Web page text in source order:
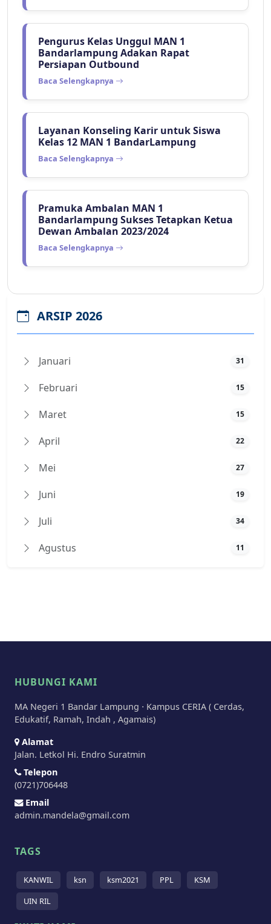
Pengurus Kelas Unggul MAN 1
Bandarlampung Adakan Rapat
Persiapan Outbound
Baca Selengkapnya
Layanan Konseling Karir untuk Siswa
Kelas 12 MAN 1 BandarLampung
Baca Selengkapnya
Pramuka Ambalan MAN 1
Bandarlampung Sukses Tetapkan Ketua
Dewan Ambalan 2023/2024
Baca Selengkapnya
ARSIP 2026
Januari 31
Februari 15
Maret 15
April 22
Mei 27
Juni 19
Juli 34
Agustus 11
HUBUNGI KAMI
MA Negeri 1 Bandar Lampung ⋅ Kampus CERIA ( Cerdas,
Edukatif, Ramah, Indah , Agamais)
Alamat
Jalan. Letkol Hi. Endro Suratmin
Telepon
(0721)706448
Email
admin.mandela@gmail.com
TAGS
KANWIL ksn ksm2021 PPL
KSM
UIN RIL